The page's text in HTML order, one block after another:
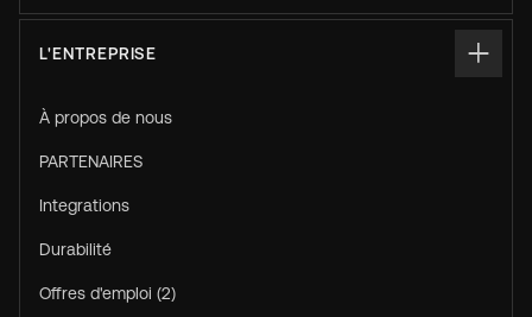
L'ENTREPRISE
À propos de nous
PARTENAIRES
Integrations
Durabilité
Offres d'emploi (2)